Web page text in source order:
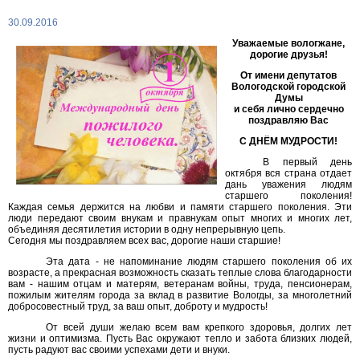
30.09.2016
Уважаемые вологжане,
дорогие друзья!
От имени депутатов
Вологодской городской
Думы
и себя лично сердечно
поздравляю Вас
С ДНЁМ МУДРОСТИ!
В первый день
октября вся страна отдает
дань уважения людям
старшего поколения!
Каждая семья держится на любви и памяти старшего поколения. Эти
люди передают своим внукам и правнукам опыт многих и многих лет,
объединяя десятилетия истории в одну непрерывную цепь.
Сегодня мы поздравляем всех вас, дорогие наши старшие!
Эта дата - не напоминание людям старшего поколения об их
возрасте, а прекрасная возможность сказать теплые слова благодарности
вам - нашим отцам и матерям, ветеранам войны, труда, пенсионерам,
пожилым жителям города за вклад в развитие Вологды, за многолетний
добросовестный труд, за ваш опыт, доброту и мудрость!
От всей души желаю всем вам крепкого здоровья, долгих лет
жизни и оптимизма. Пусть Вас окружают тепло и забота близких людей,
пусть радуют вас своими успехами дети и внуки.